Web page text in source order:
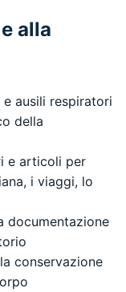
alla
ausili respiratori
della
e articoli per
i viaggi, lo
documentazione
conservazione